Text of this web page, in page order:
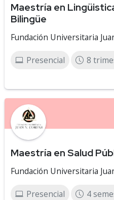
Maestría en
Bilingüe
Fundación Universitaria
Presencial 8
Maestría en Salud
Fundación Universitaria
Presencial 4